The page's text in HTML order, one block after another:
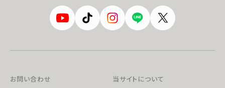
お問い合わせ 当サイトについて